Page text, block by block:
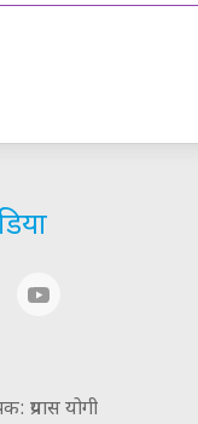
प्रयास योगी